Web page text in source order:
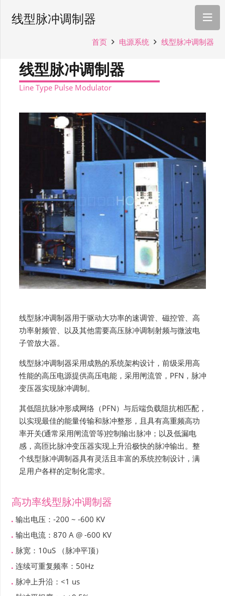
线型脉冲调制器
首页 电源系统 线型脉冲调制器
线型脉冲调制器
Line Type Pulse Modulator
线型脉冲调制器用于驱动大功率的速调管、磁控管、高
功率射频管、以及其他需要高压脉冲调制射频与微波电
子管放大器。
线型脉冲调制器采用成熟的系统架构设计，前级采用高
性能的高压电源提供高压电能，采用闸流管，PFN，脉冲
变压器实现脉冲调制。
其低阻抗脉冲形成网络（PFN）与后端负载阻抗相匹配，
以实现最佳的能量传输和脉冲整形，且具有高重频高功
率开关(通常采用闸流管等)控制输出脉冲；以及低漏电
感，高匝比脉冲变压器实现上升沿极快的脉冲输出。整
个线型脉冲调制器具有灵活且丰富的系统控制设计，满
足用户各样的定制化需求。
高功率线型脉冲调制器
输出电压：-200 ~ -600 KV
输出电流：870 A @ -600 KV
脉宽：10uS （脉冲平顶）
连续可重复频率：50Hz
脉冲上升沿：<1 us